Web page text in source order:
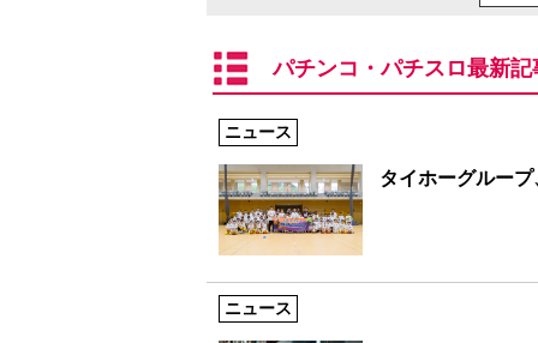
パチンコ・パチスロ最新記
ニュース
タイホーグルー
ニュース